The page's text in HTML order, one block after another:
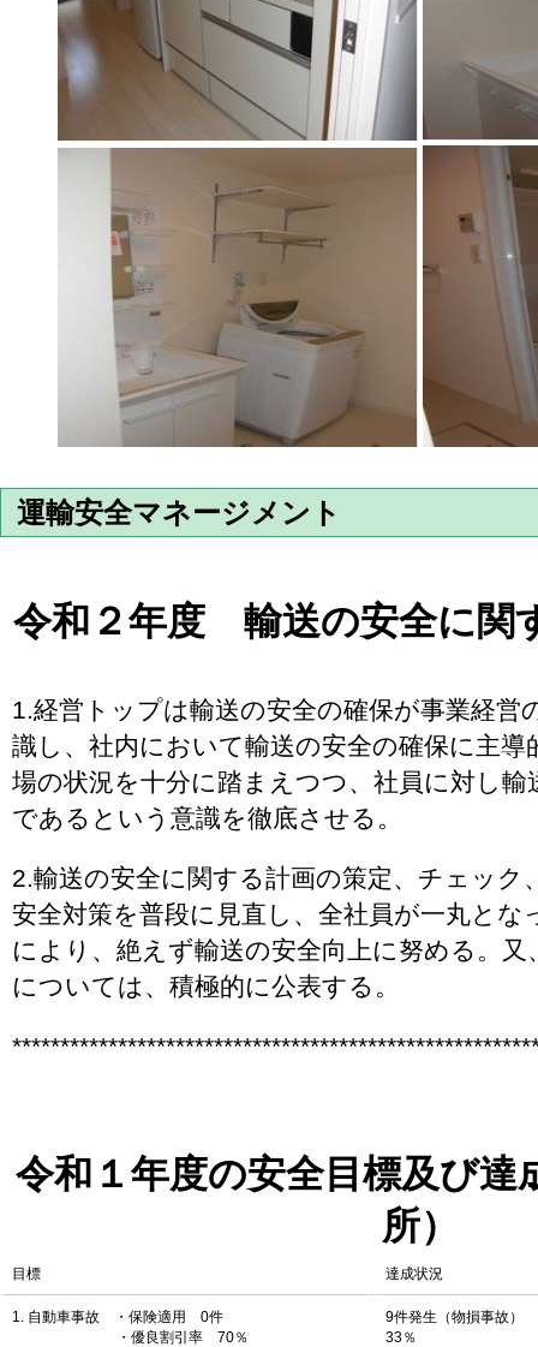
運輸安全マネージメント
令和２年度 輸送の安全に関
1.経営トップは輸送の安全の確保が事業経営
識し、社内において輸送の安全の確保に主導
場の状況を十分に踏まえつつ、社員に対し
であるという意識を徹底させる。
2.輸送の安全に関する計画の策定、チェック
安全対策を普段に見直し、全社員が一丸と
により、絶えず輸送の安全向上に努める。
については、積極的に公表する。
令和１年度の安全目標及び達
所）
目標 達成状況
1. 自動車事故 ・保険適用 0件
・優良割引率 70％
9件発生（物損事故）
33％